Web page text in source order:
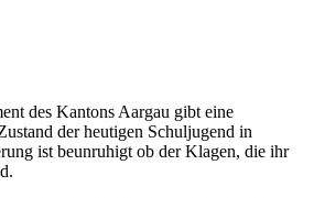
des Kantons Aargau gibt eine
der heutigen Schuljugend in
ist beunruhigt ob der Klagen, die ihr